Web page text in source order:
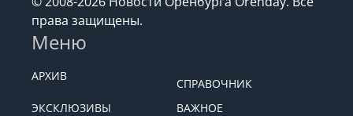
права защищены.
Меню
АРХИВ
СПРАВОЧНИК
ЭКСКЛЮЗИВЫ
ВАЖНОЕ